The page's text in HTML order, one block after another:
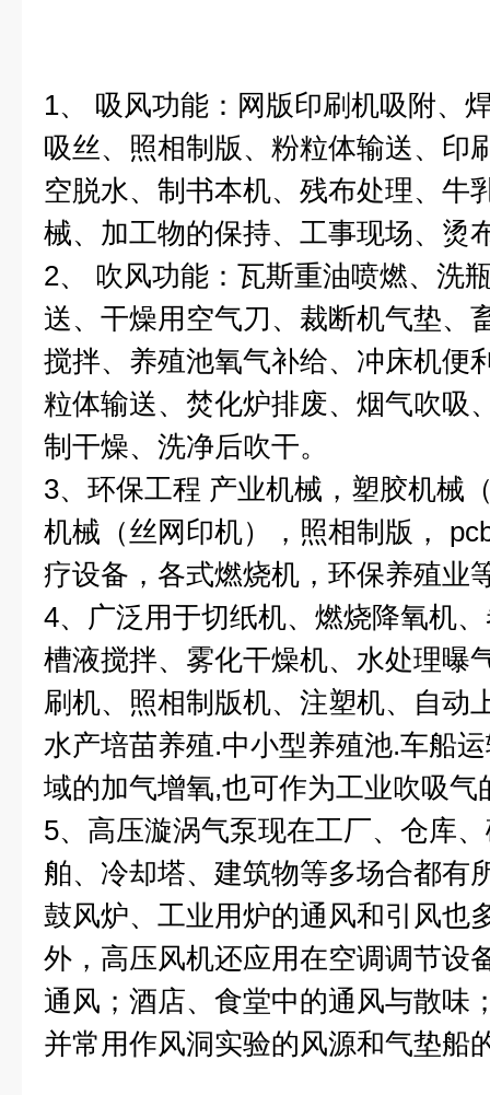
1、 吸风功能：网版印刷机吸附、
吸丝、照相制版、粉粒体输送、印
空脱水、制书本机、残布处理、牛
械、加工物的保持、工事现场、烫
2、 吹风功能：瓦斯重油喷燃、洗
送、干燥用空气刀、裁断机气垫、
搅拌、养殖池氧气补给、冲床机便
粒体输送、焚化炉排废、烟气吹吸
制干燥、洗净后吹干。
3、环保工程 产业机械，塑胶机械
机械（丝网印机），照相制版，
疗设备，各式燃烧机，环保养殖业
4、广泛用于切纸机、燃烧降氧机
槽液搅拌、雾化干燥机、水处理曝
刷机、照相制版机、注塑机、自动
水产培苗养殖.中小型养殖池.车船
域的加气增氧,也可作为工业吹吸气
5、高压漩涡气泵现在工厂、仓库
舶、冷却塔、建筑物等多场合都有
鼓风炉、工业用炉的通风和引风也
外，高压风机还应用在空调调节设
通风；酒店、食堂中的通风与散味
并常用作风洞实验的风源和气垫船